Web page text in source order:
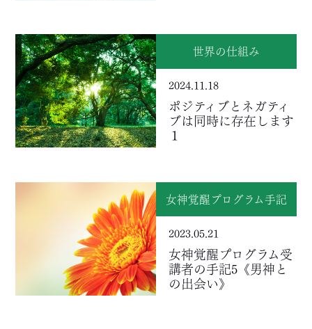
世界の仕組み
2024.11.18
ポジティブとネガティ
ブは同時に存在します
１
女神覚醒プログラム手記
2023.05.21
女神覚醒プログラム受
講者の手記5《男神と
の出会い》